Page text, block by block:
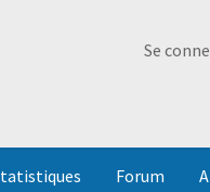
Se
Forum